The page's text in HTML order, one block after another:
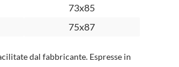
73x85
75x87
dal fabbricante. Espresse in